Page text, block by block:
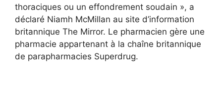
thoraciques ou un effondrement soudain », a
déclaré Niamh McMillan au site d’information
britannique The Mirror. Le pharmacien gère une
pharmacie appartenant à la chaîne britannique
de parapharmacies Superdrug.